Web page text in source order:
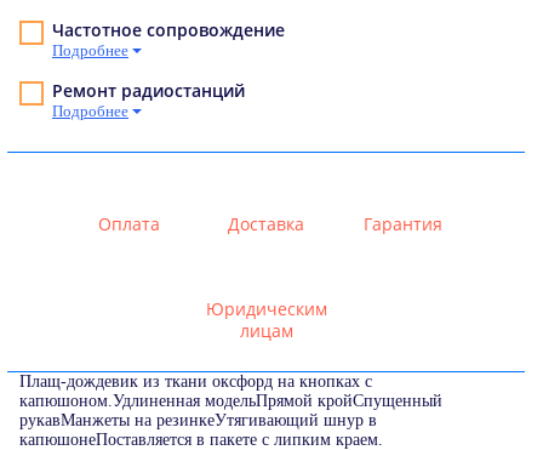
Частотное сопровождение
Подробнее
Ремонт радиостанций
Подробнее
Оплата Доставка Гарантия
Юридическим
лицам
Плащ-дождевик из ткани оксфорд на кнопках с
капюшоном.Удлиненная модельПрямой кройСпущенный
рукавМанжеты на резинкеУтягивающий шнур в
капюшонеПоставляется в пакете с липким краем.